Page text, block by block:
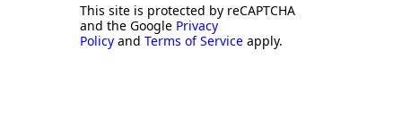
This site is protected by reCAPTCHA
and the Google Privacy
Policy and Terms of Service apply.